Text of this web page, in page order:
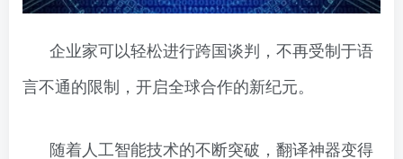
企业家可以轻松进行跨国谈判，不再受制于语
言不通的限制，开启全球合作的新纪元。
随着人工智能技术的不断突破，翻译神器变得